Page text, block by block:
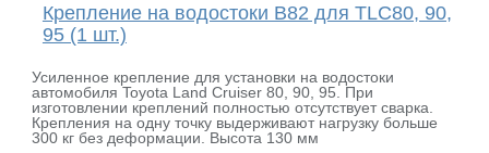
Крепление на водостоки B82 для TLC80, 90,
95 (1 шт.)
Усиленное крепление для установки на водостоки
автомобиля Toyota Land Cruiser 80, 90, 95. При
изготовлении креплений полностью отсутствует сварка.
Крепления на одну точку выдерживают нагрузку больше
300 кг без деформации. Высота 130 мм